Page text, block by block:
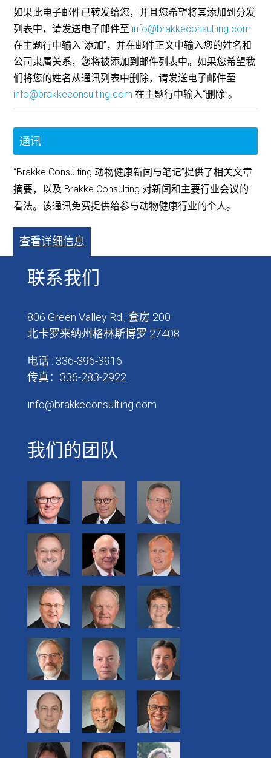
如果此电子邮件已转发给您，并且您希望将其添加到分发
列表中，请发送电子邮件至 info@brakkeconsulting.com
在主题行中输入“添加”，并在邮件正文中输入您的姓名和
公司隶属关系，您将被添加到邮件列表中。如果您希望我
们将您的姓名从通讯列表中删除，请发送电子邮件至
info@brakkeconsulting.com 在主题行中输入“删除”。
通讯
“Brakke Consulting 动物健康新闻与笔记”提供了相关文章
摘要，以及 Brakke Consulting 对新闻和主要行业会议的
看法。该通讯免费提供给参与动物健康行业的个人。
查看详细信息
联系我们
806 Green Valley Rd., 套房 200
北卡罗来纳州格林斯博罗 27408
电话 : 336-396-3916
传真：336-283-2922
info@brakkeconsulting.com
我们的团队